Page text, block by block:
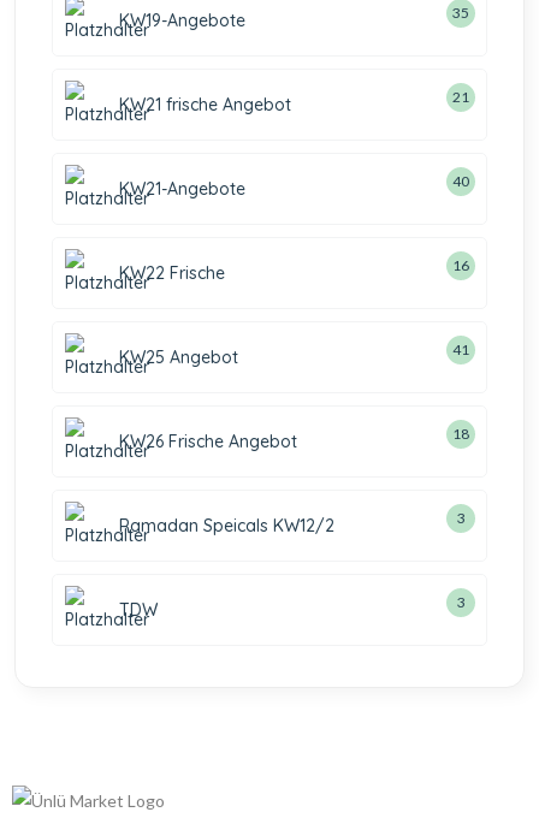
KW19-Angebote 35
KW21 frische Angebot 21
KW21-Angebote 40
KW22 Frische 16
KW25 Angebot 41
KW26 Frische Angebot 18
Ramadan Speicals KW12/2 3
TDW 3